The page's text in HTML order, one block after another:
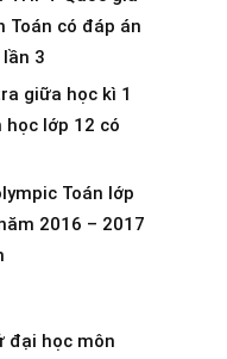
Toán có đáp án
lần 3
giữa học kì 1
học lớp 12 có
Toán lớp
2016 – 2017
đại học môn